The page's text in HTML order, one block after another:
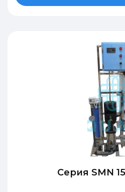
Серия SMN